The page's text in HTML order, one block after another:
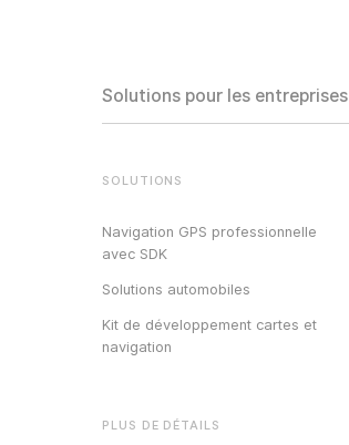
Solutions pour les entreprises
SOLUTIONS
Navigation GPS professionnelle
avec SDK
Solutions automobiles
Kit de développement cartes et
navigation
PLUS DE DÉTAILS